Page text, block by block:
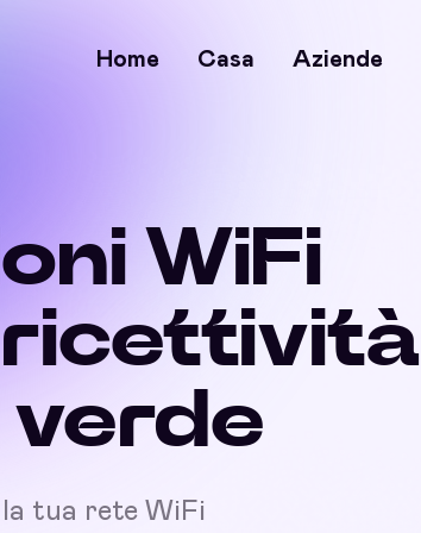
Home Casa Aziende
WiFi
ricettività
verde
la tua rete WiFi